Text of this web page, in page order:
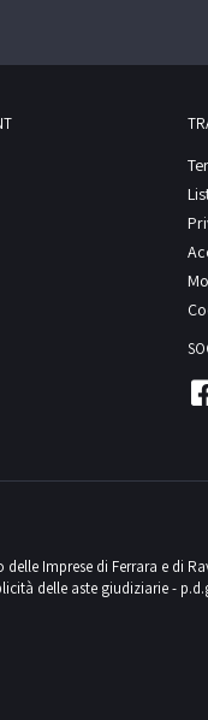
Imprese di Ferrara e di
delle aste giudiziarie -